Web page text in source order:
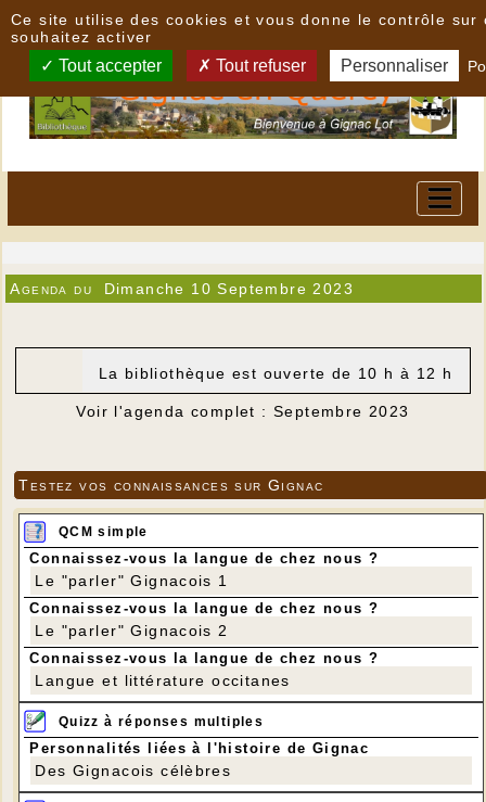
Agenda du Dimanche 10 Septembre 2023
La bibliothèque est ouverte de 10 h à 12 h
Voir l'agenda complet : Septembre 2023
Testez vos connaissances sur Gignac
QCM simple
Connaissez-vous la langue de chez nous ?
Le "parler" Gignacois 1
Connaissez-vous la langue de chez nous ?
Le "parler" Gignacois 2
Connaissez-vous la langue de chez nous ?
Langue et littérature occitanes
Quizz à réponses multiples
Personnalités liées à l'histoire de Gignac
Des Gignacois célèbres
Ce site utilise des cookies et vous donne le contrôle sur
souhaitez activer
Tout accepter Tout refuser Personnaliser